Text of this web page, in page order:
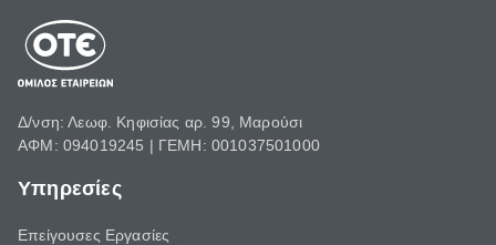
Δ/νση: Λεωφ. Κηφισίας αρ. 99, Μαρούσι
ΑΦΜ: 094019245 | ΓΕΜΗ: 001037501000
Υπηρεσίες
Επείγουσες Εργασίες